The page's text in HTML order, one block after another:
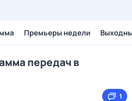
Премьеры недели
передач в
1